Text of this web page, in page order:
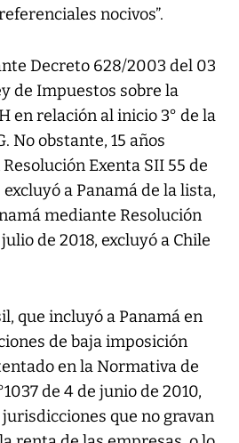
nocivos”.
Decreto 628/2003 del 03
de Impuestos sobre la
en relación al inicio 3° de la
No obstante, 15 años
Exenta SII 55 de
a Panamá de la lista,
mediante Resolución
de 2018, excluyó a Chile
que incluyó a Panamá en
de baja imposición
en la Normativa de
de 4 de junio de 2010,
que no gravan